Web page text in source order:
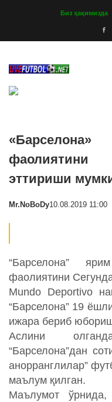
Биз ҳақимизда
фаолиятини
эттириши
Mr.NoBoDy10.08.2019 11:00
“Барселона”
фаолиятини
Mundo Deportivo
“Барселона” 19
ижара бериб
Аслини
“Барселона”дан
анорранглилар”
маълум қилган.
Маълумот